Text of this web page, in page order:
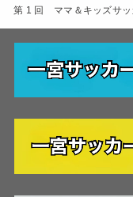
第 1 回 ママ＆キッズサ